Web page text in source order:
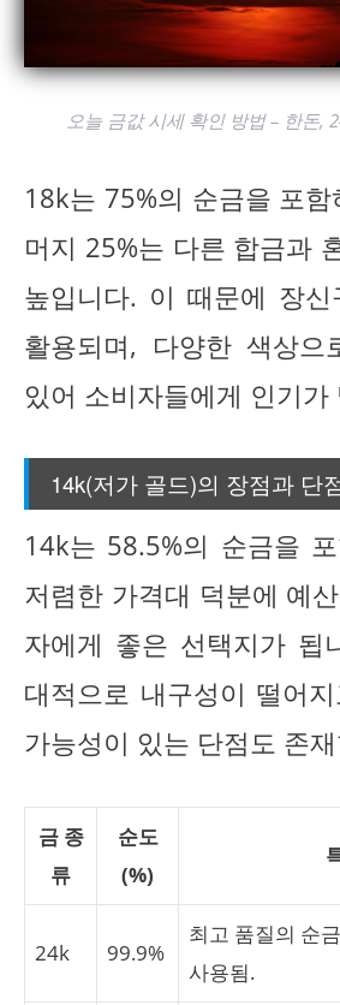
오늘 금값 시세 확인 방법 – 한돈,
18k는 75%의 순금을 포
머지 25%는 다른 합금과
높입니다. 이 때문에 장
활용되며, 다양한 색상으
있어 소비자들에게 인기가
14k(저가 골드)의 장점과 단
14k는 58.5%의 순금을
저렴한 가격대 덕분에 예
자에게 좋은 선택지가 됩
대적으로 내구성이 떨어
가능성이 있는 단점도 존
금 종
류
순도
(%)
24k 99.9%
최고 품질의 순
사용됨.